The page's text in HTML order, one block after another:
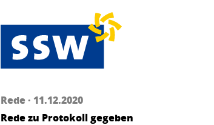
Rede · 11.12.2020
Rede zu Protokoll gegeben